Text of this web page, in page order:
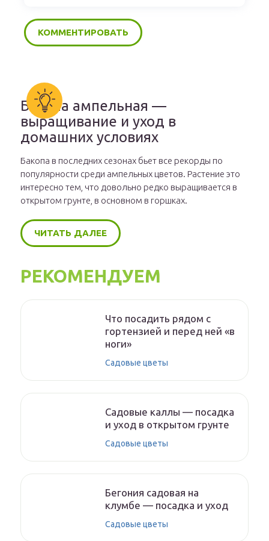
Бакопа ампельная —
выращивание и уход в
домашних условиях
Бакопа в последних сезонах бьет все рекорды по
популярности среди ампельных цветов. Растение это
интересно тем, что довольно редко выращивается в
открытом грунте, в основном в горшках.
ЧИТАТЬ ДАЛЕЕ
РЕКОМЕНДУЕМ
Что посадить рядом с
гортензией и перед ней «в
ноги»
Садовые цветы
Садовые каллы — посадка
и уход в открытом грунте
Садовые цветы
Бегония садовая на
клумбе — посадка и уход
Садовые цветы